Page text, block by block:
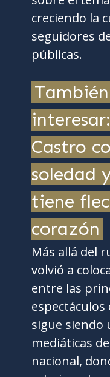
creciendo la
seguidores
públicas.
Castro
soledad
tiene
corazón
Más allá del
volvió a
entre las
espectáculos
sigue siendo
mediáticas
nacional,